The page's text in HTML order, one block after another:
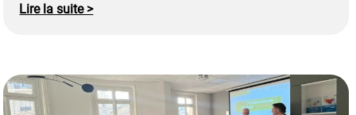
Lire la suite >